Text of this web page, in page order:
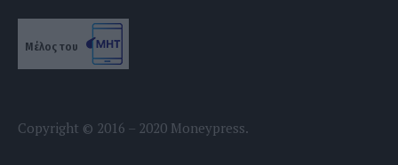
Μέλος του
Copyright © 2016 – 2020 Moneypress.